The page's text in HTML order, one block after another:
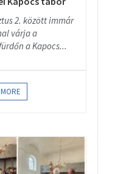
2. között immár
várja a
a Kapocs...